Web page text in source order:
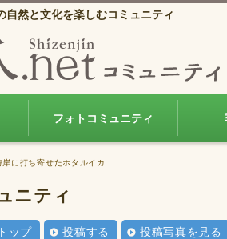
自然と文化を楽しむコミュニティ
フォトコミュニティ
岸に打ち寄せたホタルイカ
ニティ
ップ 投稿する 投稿写真を見る